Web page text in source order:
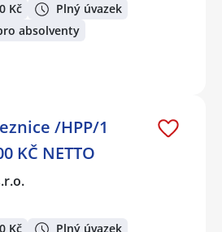
Kč
Plný úvazek
absolventy
/HPP/1
KČ NETTO
Kč
Plný úvazek